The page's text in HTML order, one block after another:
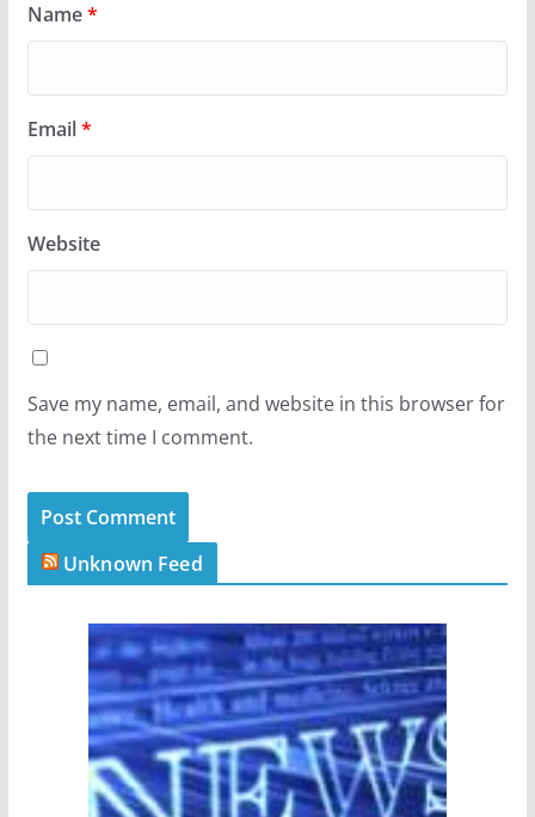
Name*
Email*
Website
Save my name, email, and website in this browser for
the next time I comment.
Unknown Feed